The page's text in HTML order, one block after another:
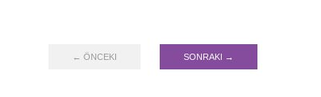
← ÖNCEKI SONRAKI →